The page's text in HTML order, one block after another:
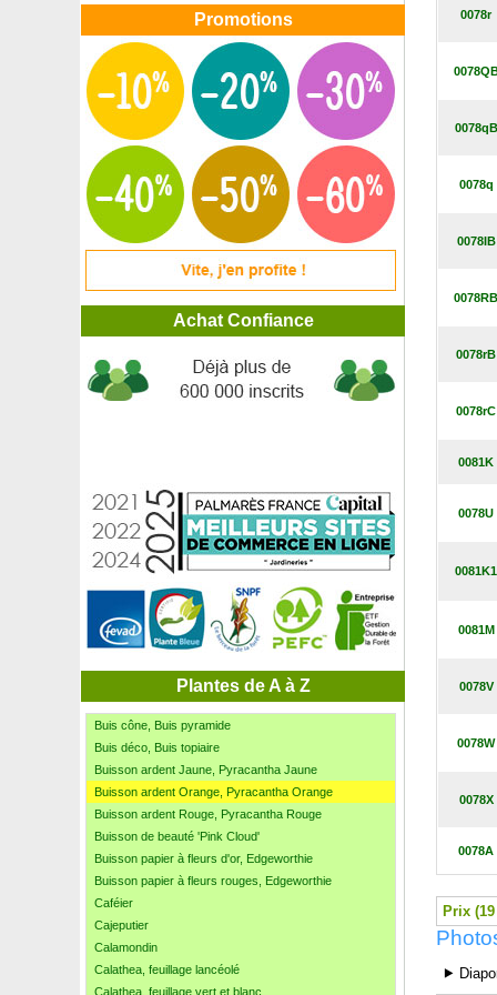
Promotions
Achat Confiance
Plantes de A à Z
Bignone Stromboli
Bois bouton, Céphalanthe
Bougainvillier 2 couleurs
Bougainvillier blanc
Bougainvillier mauve
Bougainvillier orange
Bougainvillier rose
Bougainvillier rouge
Bouleau à papier
Bouleau blanc
Bouleau de Chichibu
Bouleau de l'Himalaya
Bouleau nain
Bourdaine
Bourdaine érigée à fines feuilles
Bruyère d'été Jaune
Bruyère d'été Rose
Bruyère d'été Rouge
Bruyère d'été Violette
Bruyère d'hiver blanche
Bruyère d'hiver rose
Bruyère d'hiver rouge
Buis commun
Buis cône, Buis pyramide
Buis déco, Buis topiaire
Buisson ardent Jaune, Pyracantha Jaune
Buisson ardent Orange, Pyracantha Orange
Buisson ardent Rouge, Pyracantha Rouge
Buisson de beauté 'Pink Cloud'
Buisson papier à fleurs d'or, Edgeworthie
Buisson papier à fleurs rouges, Edgeworthie
Caféier
Cajeputier
Calamondin
Calathea, feuillage lancéolé
Calathea, feuillage vert et blanc
0078r
0078qB
0078q
0078IB
0078RB
0078rB
0078rC
0081K
0078U
0081K1
0081M
0078V
0078W
0078X
0078A
Prix
⯈